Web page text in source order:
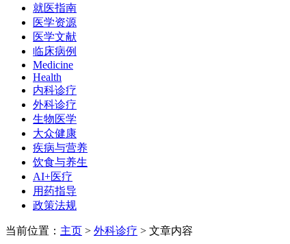
就医指南
医学资源
医学文献
临床病例
Medicine
Health
内科诊疗
外科诊疗
生物医学
大众健康
疾病与营养
饮食与养生
AI+医疗
用药指导
政策法规
当前位置： 主页 > 外科诊疗 > 文章内容